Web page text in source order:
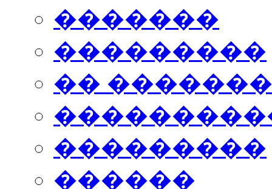
�������
���������
��
���������
������